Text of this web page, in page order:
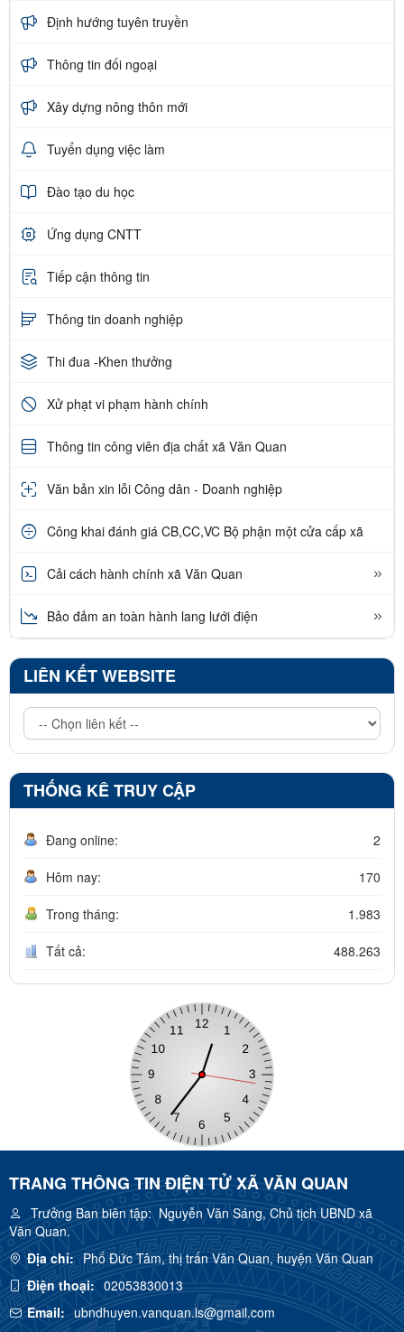
Định hướng tuyên truyền
Thông tin đối ngoại
Xây dựng nông thôn mới
Tuyển dụng việc làm
Đào tạo du học
Ứng dụng CNTT
Tiếp cận thông tin
Thông tin doanh nghiệp
Thi đua -Khen thưởng
Xử phạt vi phạm hành chính
Thông tin công viên địa chất xã Văn Quan
Văn bản xin lỗi Công dân - Doanh nghiệp
Công khai đánh giá CB,CC,VC Bộ phận một cửa cấp xã
Cải cách hành chính xã Văn Quan
Bảo đảm an toàn hành lang lưới điện
LIÊN KẾT WEBSITE
THỐNG KÊ TRUY CẬP
Đang online: 2
Hôm nay: 170
Trong tháng: 1.983
Tất cả: 488.263
TRANG THÔNG TIN ĐIỆN TỬ XÃ VĂN QUAN
Trưởng Ban biên tập:Nguyễn Văn Sáng, Chủ tịch UBND xã
Văn Quan.
Địa chỉ: Phố Đức Tâm, thị trấn Văn Quan, huyện Văn Quan
Điện thoại: 02053830013
Email: ubndhuyen.vanquan.ls@gmail.com